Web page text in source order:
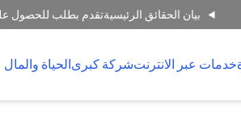
بيان الحقائق الرئيسيةتقدم بطلب للحصول
خدمات عبر الانترنتشركة كبرىالحياة والمال